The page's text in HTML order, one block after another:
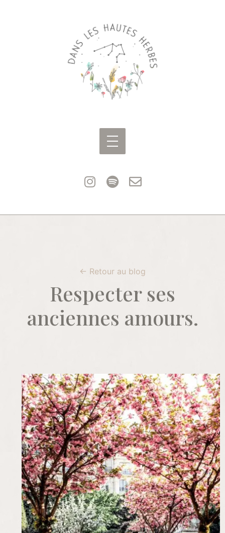
← Retour au blog
Respecter ses
anciennes amours.